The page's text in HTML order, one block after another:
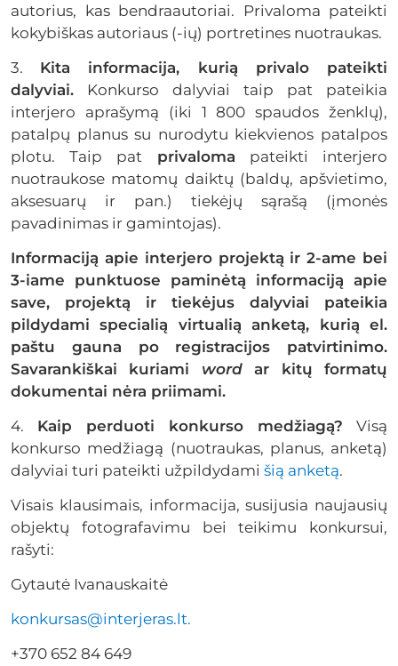
autorius, kas bendraautoriai. Privaloma pateikti
kokybiškas autoriaus (-ių) portretines nuotraukas.
3. Kita informacija, kurią privalo pateikti
dalyviai. Konkurso dalyviai taip pat pateikia
interjero aprašymą (iki 1 800 spaudos ženklų),
patalpų planus su nurodytu kiekvienos patalpos
plotu. Taip pat privaloma pateikti interjero
nuotraukose matomų daiktų (baldų, apšvietimo,
aksesuarų ir pan.) tiekėjų sąrašą (įmonės
pavadinimas ir gamintojas).
Informaciją apie interjero projektą ir 2-ame bei
3-iame punktuose paminėtą informaciją apie
save, projektą ir tiekėjus dalyviai pateikia
pildydami specialią virtualią anketą, kurią el.
paštu gauna po registracijos patvirtinimo.
Savarankiškai kuriami wordar kitų formatų
dokumentai nėra priimami.
4. Kaip perduoti konkurso medžiagą? Visą
konkurso medžiagą (nuotraukas, planus, anketą)
dalyviai turi pateikti užpildydami šią anketą.
Visais klausimais, informacija, susijusia naujausių
objektų fotografavimu bei teikimu konkursui,
rašyti:
Gytautė Ivanauskaitė
konkursas@interjeras.lt.
+370 652 84 649